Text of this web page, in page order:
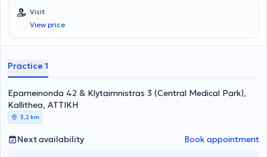
Visit
View price
Practice 1
Epameinonda 42 & Klytaimnistras 3 (Central Medical Park),
Kallithea, ΑΤΤΙΚΗ
3,2 km
Next availability Book appointment